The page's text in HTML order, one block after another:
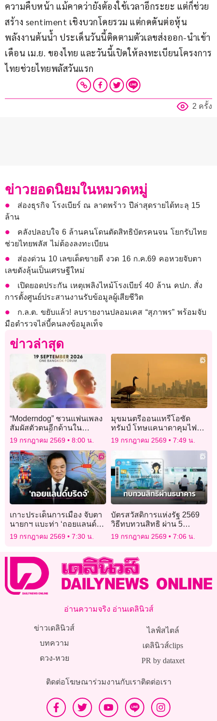
ความคืบหน้า แม้คาดว่ายังต้องใช้เวลาอีกระยะ แต่ก็ช่วย
สร้าง sentiment เชิงบวกโดยรวม แต่กดดันต่อหุ้น
พลังงานต้นน้ำ ประเด็นวันนี้ติดตามตัวเลขส่งออก-นำเข้า
เดือน เม.ย. ของไทย และวันนี้เปิดให้ลงทะเบียนโครงการ
ไทยช่วยไทยพลัสวันแรก
2 ครั้ง
ข่าวยอดนิยมในหมวดหมู่
ส่องธุรกิจ โรงเบียร์ ณ ลาดพร้าว ปีล่าสุดรายได้ทะลุ 15
ล้าน
คลังปลอบใจ 6 ล้านคนโดนตัดสิทธิบัตรคนจน โยกรับไทย
ช่วยไทยพลัส ไม่ต้องลงทะเบียน
ส่องด่วน 10 เลขเด็ดขายดี งวด 16 ก.ค.69 คอหวยจับตา
เลขดังลุ้นเป็นเศรษฐีใหม่
เปิดยอดประกัน เหตุเพลิงไหม้โรงเบียร์ 40 ล้าน คปภ. สั่ง
การตั้งศูนย์ประสานงานรับข้อมูลผู้เสียชีวิต
ก.ล.ต. ขยับแล้ว! ลบรายงานปลอมเคส “สุภาพร” พร้อมจับ
มือตำรวจไล่บี้คนลงข้อมูลเท็จ
ข่าวล่าสุด
“Moderndog” ชวนแฟนเพลง
สัมผัสตัวตนอีกด้านใน
คอนเสิร์ตครั้งสำคัญ
19 กรกฎาคม 2569 8:00 น.
มุขมนตรีออนแทรีโอซัด
ทรัมป์ โทษแคนาดาคุมไฟป่า
ล้มเหลว “รับไม่ได้”
19 กรกฎาคม 2569 7:49 น.
เกาะประเด็นการเมือง จับตา
นายกฯ แบะท่า ‘ถอยแลนด์
บริดจ์’
19 กรกฎาคม 2569 7:30 น.
บัตรสวัสดิการแห่งรัฐ 2569
วิธีทบทวนสิทธิ ผ่าน 5
ธนาคาร
19 กรกฎาคม 2569 7:06 น.
อ่านความจริง อ่านเดลินิวส์
ข่าวเดลินิวส์
บทความ
ดวง-หวย
ไลฟ์สไตล์
เดลินิวส์clips
PR by dataxet
ติดต่อโฆษณาร่วมงานกับเราติดต่อเรา